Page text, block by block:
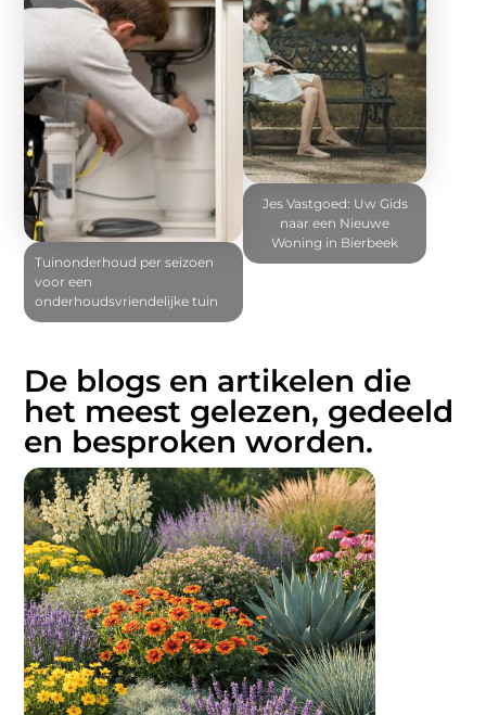
Tuinonderhoud per seizoen
voor een
onderhoudsvriendelijke tuin
Jes Vastgoed: Uw Gids
naar een Nieuwe
Woning in Bierbeek
De blogs en artikelen die
het meest gelezen, gedeeld
en besproken worden.